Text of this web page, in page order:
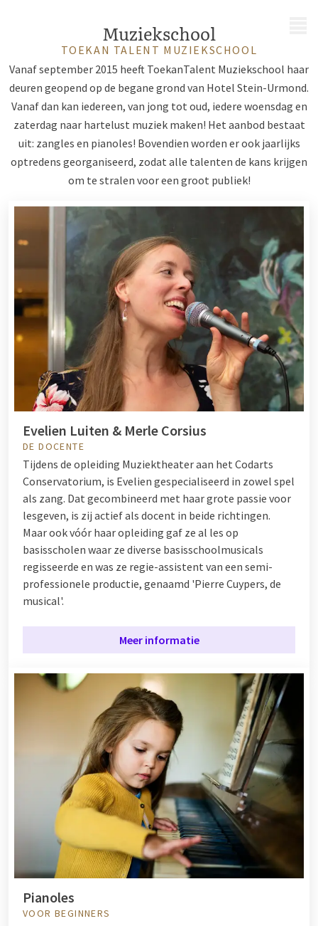
Muziekschool
TOEKAN TALENT MUZIEKSCHOOL
Vanaf september 2015 heeft ToekanTalent Muziekschool haar
deuren geopend op de begane grond van Hotel Stein-Urmond.
Vanaf dan kan iedereen, van jong tot oud, iedere woensdag en
zaterdag naar hartelust muziek maken! Het aanbod bestaat
uit: zangles en pianoles! Bovendien worden er ook jaarlijks
optredens georganiseerd, zodat alle talenten de kans krijgen
om te stralen voor een groot publiek!
Evelien Luiten & Merle Corsius
DE DOCENTE
Tijdens de opleiding Muziektheater aan het Codarts
Conservatorium, is Evelien gespecialiseerd in zowel spel
als zang. Dat gecombineerd met haar grote passie voor
lesgeven, is zij actief als docent in beide richtingen.
Maar ook vóór haar opleiding gaf ze al les op
basisscholen waar ze diverse basisschoolmusicals
regisseerde en was ze regie-assistent van een semi-
professionele productie, genaamd 'Pierre Cuypers, de
musical'.
Meer informatie
Pianoles
VOOR BEGINNERS